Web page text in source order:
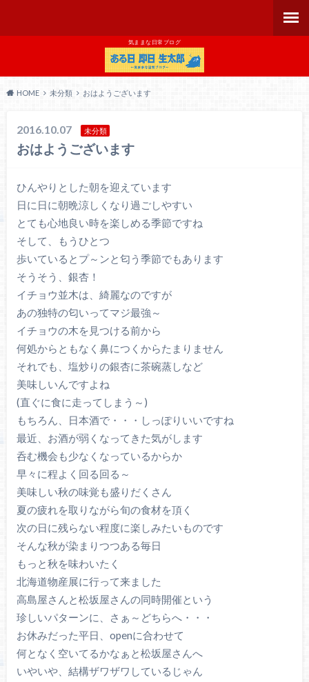
気ままな日常ブログ
HOME 未分類 おはようございます
2016.10.07 未分類
おはようございます
ひんやりとした朝を迎えています
日に日に朝晩涼しくなり過ごしやすい
とても心地良い時を楽しめる季節ですね
そして、もうひとつ
歩いているとプ～ンと匂う季節でもあります
そうそう、銀杏！
イチョウ並木は、綺麗なのですが
あの独特の匂いってマジ最強～
イチョウの木を見つける前から
何処からともなく鼻につくからたまりません
それでも、塩炒りの銀杏に茶碗蒸しなど
美味しいんですよね
(直ぐに食に走ってしまう～)
もちろん、日本酒で・・・しっぽりいいですね
最近、お酒が弱くなってきた気がします
呑む機会も少なくなっているからか
早々に程よく回る回る～
美味しい秋の味覚も盛りだくさん
夏の疲れを取りながら旬の食材を頂く
次の日に残らない程度に楽しみたいものです
そんな秋が染まりつつある毎日
もっと秋を味わいたく
北海道物産展に行って来ました
高島屋さんと松坂屋さんの同時開催という
珍しいパターンに、さぁ～どちらへ・・・
お休みだった平日、openに合わせて
何となく空いてるかなぁと松坂屋さんへ
いやいや、結構ザワザワしているじゃん